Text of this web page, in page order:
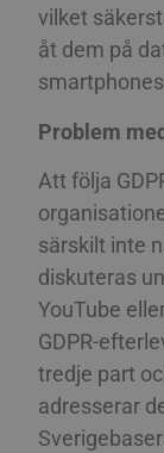
vilket
åt dem på
Problem
Att följa
särskilt inte
diskuteras
YouTube
GDPR-
tredje part
adresserar